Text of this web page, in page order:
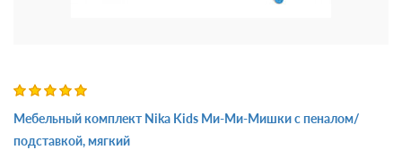
Мебельный комплект Nika Kids Ми-Ми-Мишки с пеналом/
подставкой, мягкий